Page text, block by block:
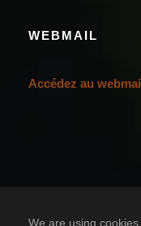
WEBMAIL
Accédez au
We are using